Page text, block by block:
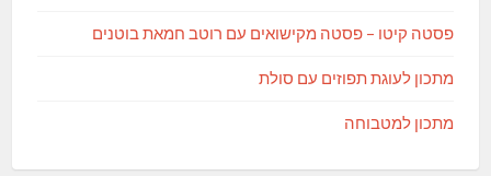
פסטה קיטו – פסטה מקישואים עם רוטב חמאת בוטנים
מתכון לעוגת תפוזים עם סולת
מתכון למטבוחה